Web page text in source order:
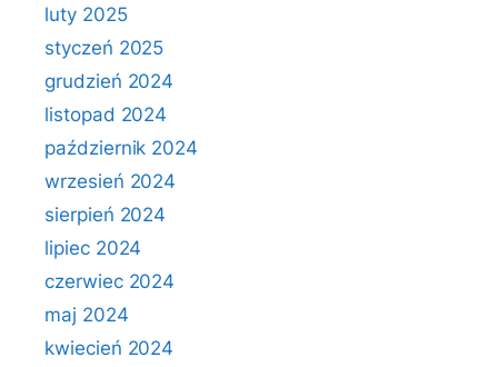
luty 2025
styczeń 2025
grudzień 2024
listopad 2024
październik 2024
wrzesień 2024
sierpień 2024
lipiec 2024
czerwiec 2024
maj 2024
kwiecień 2024